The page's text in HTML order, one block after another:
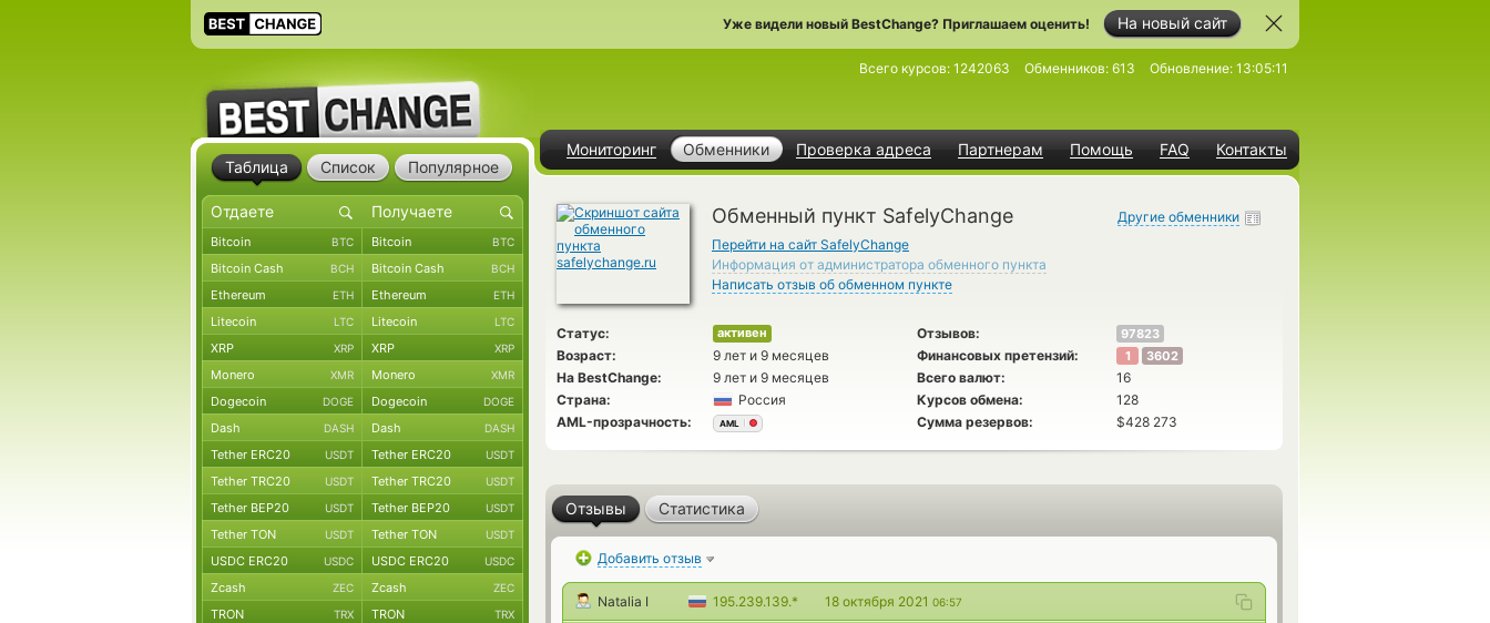
На новый сайт
Уже видели новый BestChange? Приглашаем оценить!
Мониторинг Обменники Проверка адреса Партнерам Помощь FAQ Контакты
Всего курсов: 1242063 Обменников: 613 Обновление: 13:05:11
Обменный пункт SafelyChange
Перейти на сайт SafelyChange
Информация от администратора обменного пункта
Написать отзыв об обменном пункте
Другие обменники
Статус: активен Отзывов: 97823
Возраст: 9 лет и 9 месяцев Финансовых претензий: 1 3602
На BestChange: 9 лет и 9 месяцев Всего валют:
16
Страна:
Россия Курсов обмена:
128
AML-прозрачность:
AML Сумма резервов: $428 273
Отзывы Статистика
Добавить отзыв
Natalia I 195.239.139.* 18 октября 2021 06:57
Таблица Список Популярное
Bitcoin BTC Bitcoin BTC
Bitcoin Cash BCH Bitcoin Cash BCH
Ethereum ETH Ethereum ETH
Litecoin LTC Litecoin LTC
XRP XRP XRP XRP
Monero XMR Monero XMR
Dogecoin DOGE Dogecoin DOGE
Dash DASH Dash DASH
Tether ERC20 USDT Tether ERC20 USDT
Tether TRC20 USDT Tether TRC20 USDT
Tether BEP20 USDT Tether BEP20 USDT
Tether TON USDT Tether TON USDT
USDC ERC20 USDC USDC ERC20 USDC
Zcash ZEC Zcash ZEC
TRON TRX TRON TRX